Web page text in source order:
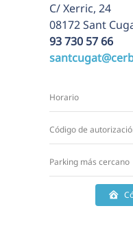
C/ Xerric, 24
08172 Sant
93 730 57 66
Horario
Código de
Parking más cercano